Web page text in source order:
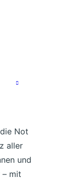
Not
aller
und
mit